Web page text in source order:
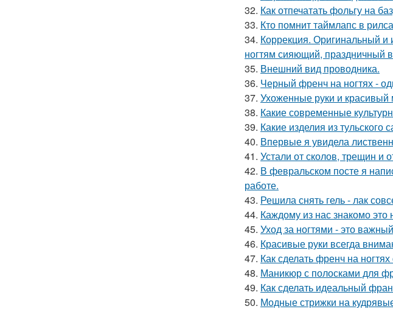
32. Как отпечатать фольгу на
33. Кто помнит таймлапс в
34. Коррекция. Оригинальный
ногтям сияющий, праздничный
35. Внешний вид проводника.
36. Черный френч на ногтях -
37. Ухоженные руки и красивый
38. Какие современные
39. Какие изделия из
40. Впервые я увидела
41. Устали от сколов, трещин и
42. В февральском посте я
работе.
43. Решила снять гель - лак
44. Каждому из нас знакомо
45. Уход за ногтями - это
46. Красивые руки всегда
47. Как сделать френч на
48. Маникюр с полосками для
49. Как сделать идеальный
50. Модные стрижки на